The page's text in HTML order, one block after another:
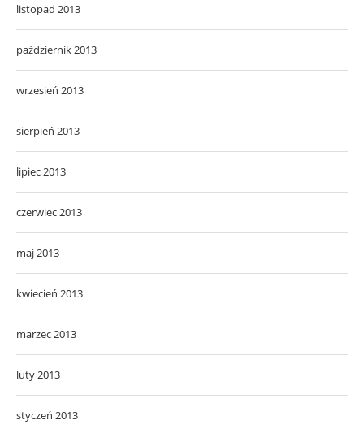
listopad 2013
październik 2013
wrzesień 2013
sierpień 2013
lipiec 2013
czerwiec 2013
maj 2013
kwiecień 2013
marzec 2013
luty 2013
styczeń 2013